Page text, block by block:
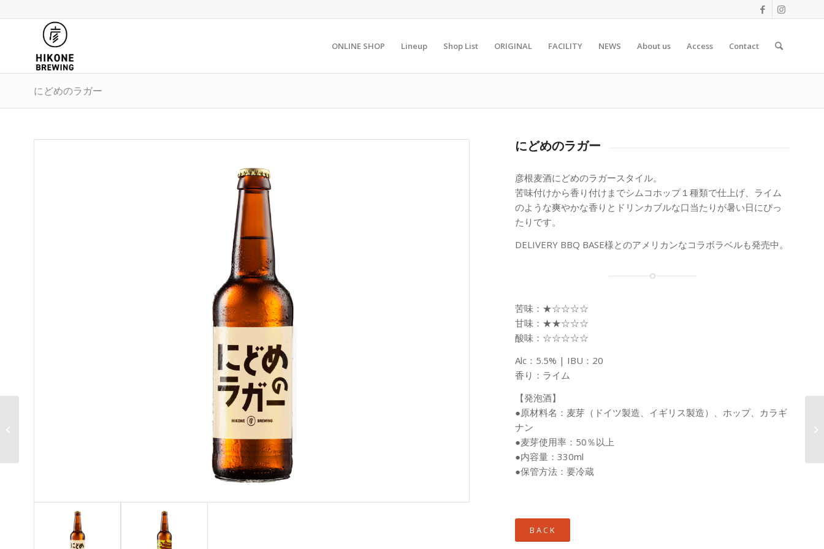
ONLINE SHOP Lineup Shop List ORIGINAL FACILITY NEWS About us Access Contact
にどめのラガー
にどめのラガー
彦根麦酒にどめのラガースタイル。
苦味付けから香り付けまでシムコホップ１種類で仕上げ、ライム
のような爽やかな香りとドリンカブルな口当たりが暑い日にぴっ
たりです。
DELIVERY BBQ BASE様とのアメリカンなコラボラベルも発売中。
苦味：★☆☆☆☆
甘味：★★☆☆☆
酸味：☆☆☆☆☆
Alc：5.5% | IBU：20
香り：ライム
【発泡酒】
●原材料名：麦芽（ドイツ製造、イギリス製造）、ホップ、カラギ
ナン
●麦芽使用率：50％以上
●内容量：330ml
●保管方法：要冷蔵
B A C K